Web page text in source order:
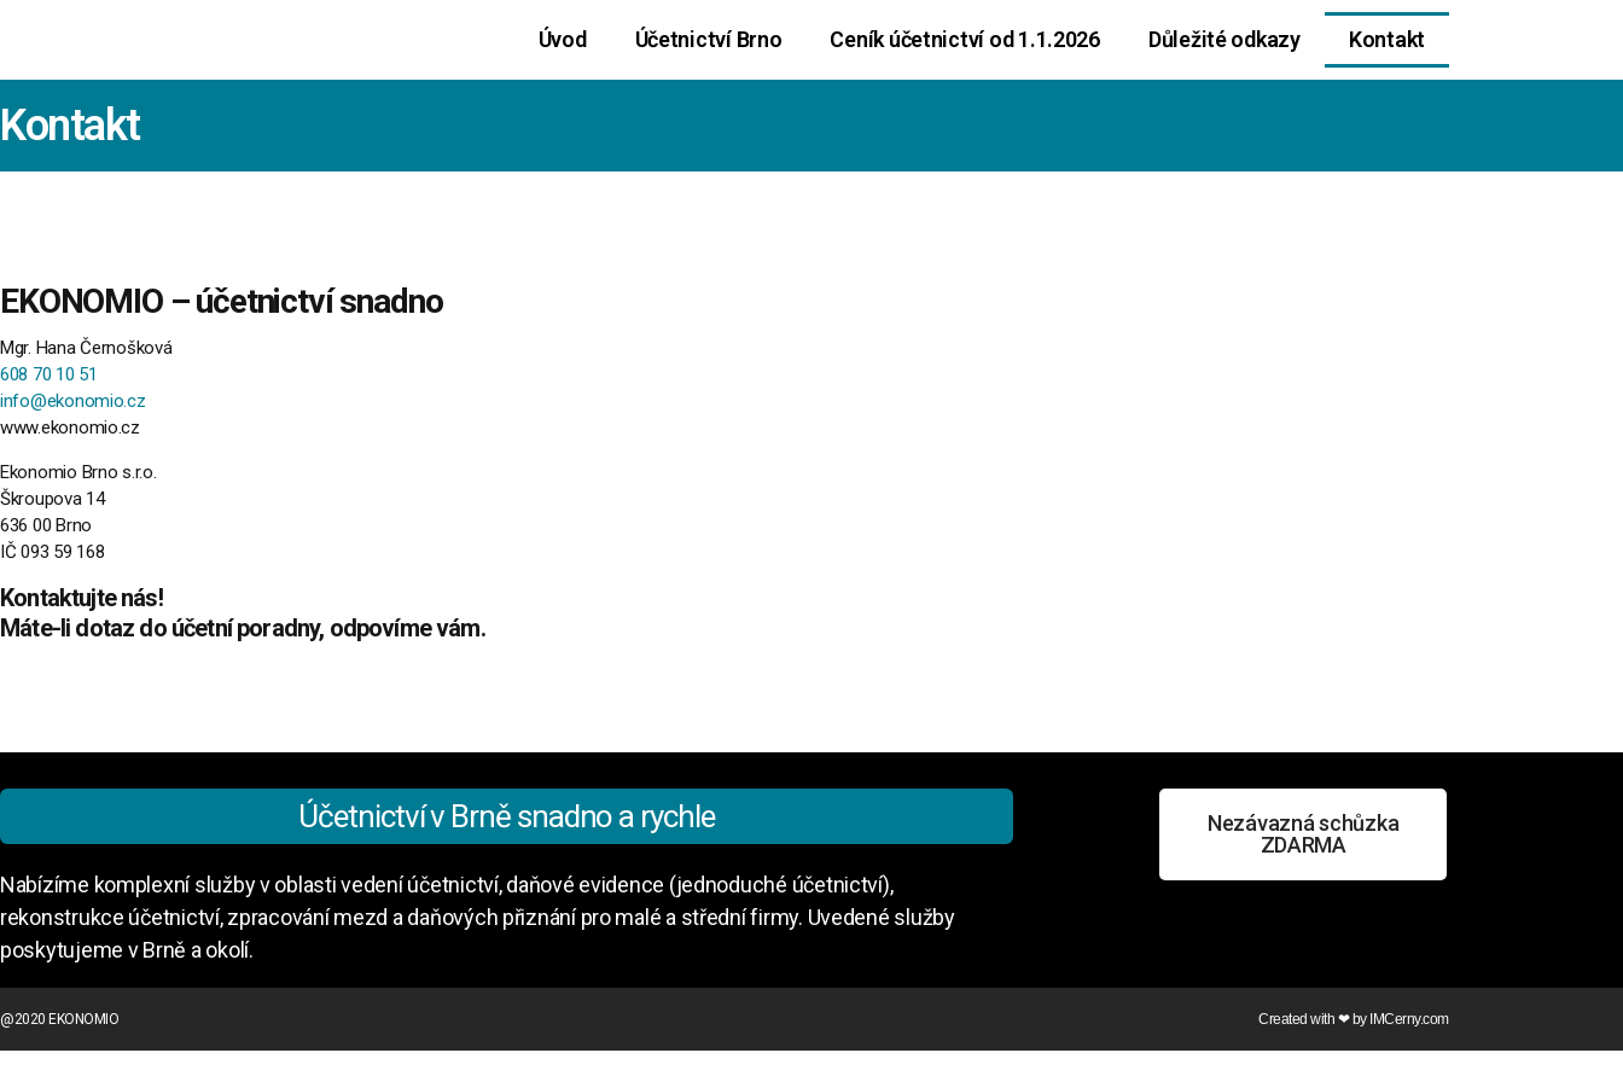
Úvod Účetnictví Brno Ceník účetnictví od 1.1.2026 Důležité odkazy Kontakt
Kontakt
EKONOMIO – účetnictví snadno
Mgr. Hana Černošková
608 70 10 51
info@ekonomio.cz
www.ekonomio.cz
Ekonomio Brno s.r.o.
Škroupova 14
636 00 Brno
IČ 093 59 168
Kontaktujte nás!
Máte-li dotaz do účetní poradny, odpovíme vám.
Účetnictví v Brně snadno a rychle
Nabízíme komplexní služby v oblasti vedení účetnictví, daňové evidence (jednoduché účetnictví),
rekonstrukce účetnictví, zpracování mezd a daňových přiznání pro malé a střední firmy. Uvedené služby
poskytujeme v Brně a okolí.
Nezávazná schůzka
ZDARMA
@2020 EKONOMIO Created with ❤ by IMCerny.com